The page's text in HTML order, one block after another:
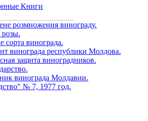
Книги
розмноження винограду.
сорта винограда.
винограда республики Молдова.
защита виноградников.
винограда Молдавии.
№ 7, 1977 год.